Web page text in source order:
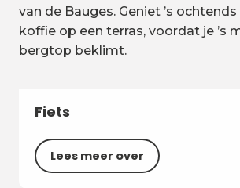
van de Bauges. Geniet ’s
koffie op een terras, voordat je ’s
bergtop beklimt.
Fiets
Lees meer over